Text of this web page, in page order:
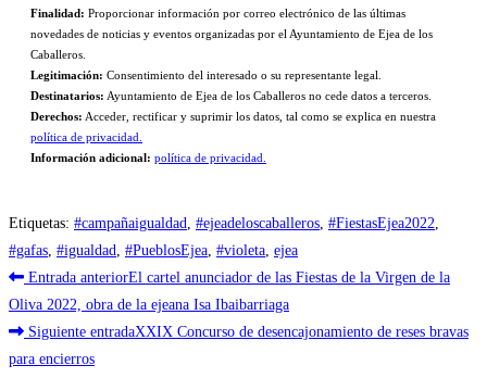
Finalidad: Proporcionar información por correo electrónico de las últimas
novedades de noticias y eventos organizadas por el Ayuntamiento de Ejea de los
Caballeros.
Legitimación: Consentimiento del interesado o su representante legal.
Destinatarios: Ayuntamiento de Ejea de los Caballeros no cede datos a terceros.
Derechos: Acceder, rectificar y suprimir los datos, tal como se explica en nuestra
política de privacidad.
Información adicional: política de privacidad.
Etiquetas: #campañaigualdad #ejeadeloscaballeros #FiestasEjea2022
#gafas #igualdad #PueblosEjea #violeta ejea
Leer
más
artículos
Entrada anteriorEl cartel anunciador de las Fiestas de la Virgen de la
Oliva 2022, obra de la ejeana Isa Ibaibarriaga
Siguiente entradaXXIX Concurso de desencajonamiento de reses bravas
para encierros